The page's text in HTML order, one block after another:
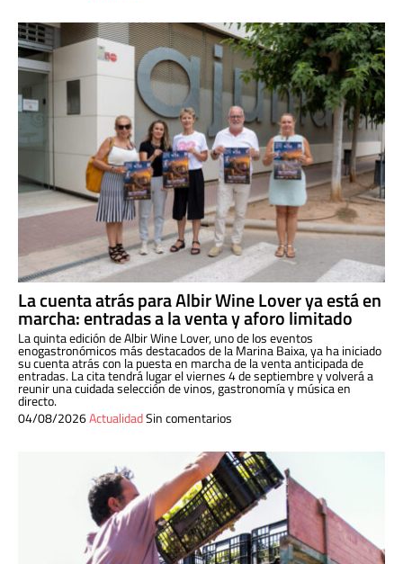
La cuenta atrás para Albir Wine Lover ya está en
marcha: entradas a la venta y aforo limitado
La quinta edición de Albir Wine Lover, uno de los eventos
enogastronómicos más destacados de la Marina Baixa, ya ha iniciado
su cuenta atrás con la puesta en marcha de la venta anticipada de
entradas. La cita tendrá lugar el viernes 4 de septiembre y volverá a
reunir una cuidada selección de vinos, gastronomía y música en
directo.
04/08/2026ActualidadSin comentarios